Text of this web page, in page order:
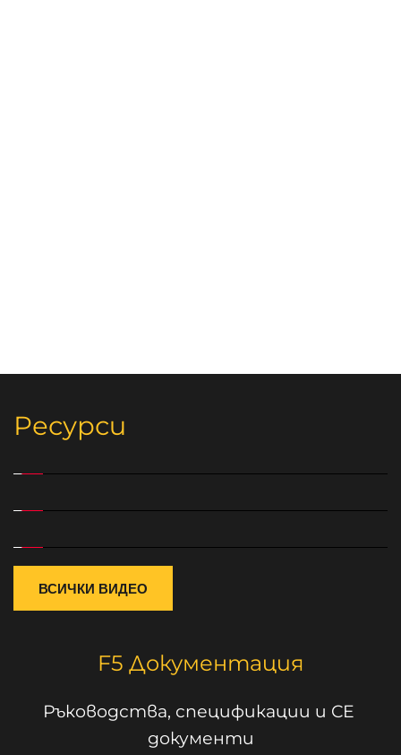
Ресурси
ВСИЧКИ ВИДЕО
F5 Документация
Ръководства, спецификации и CE
документи